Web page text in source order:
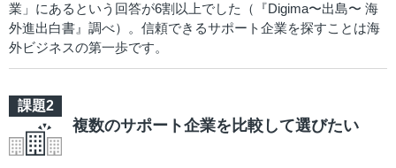
業」にあるという回答が6割以上でした（『Digima〜出島〜 海
外進出白書』調べ）。信頼できるサポート企業を探すことは海
外ビジネスの第一歩です。
複数のサポート企業を比較して選びたい